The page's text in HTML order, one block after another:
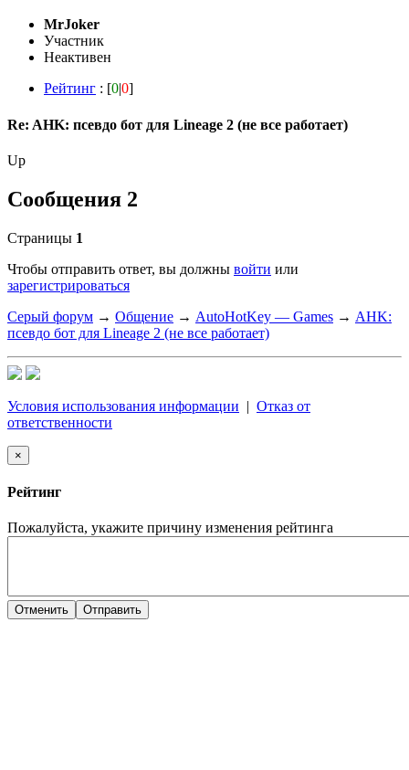
MrJoker
Участник
Неактивен
Рейтинг : [0|0]
Re: AHK: псевдо бот для Lineage 2 (не все работает)
Up
Сообщения 2
Страницы 1
Чтобы отправить ответ, вы должны войти или
зарегистрироваться
Серый форум → Общение → AutoHotKey — Games → AHK:
псевдо бот для Lineage 2 (не все работает)
Условия использования информации | Отказ от
ответственности
×
Рейтинг
Пожалуйста, укажите причину изменения рейтинга
Отменить Отправить